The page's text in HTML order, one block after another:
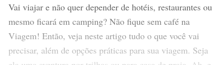
Vai viajar e não quer depender de hotéis, restaurantes ou
mesmo ficará em camping? Não fique sem café na
Viagem! Então, veja neste artigo tudo o que você vai
precisar, além de opções práticas para sua viagem. Seja